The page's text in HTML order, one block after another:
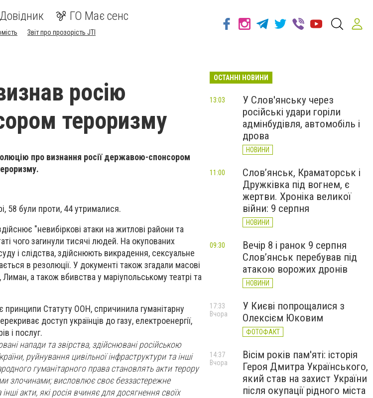
Довідник ГО Має сенс
Звіт про прозорість JTI
росію
тероризму
про визнання росії державою-спонсором
58 були проти, 44 утрималися.
"невибіркові атаки на житлові райони та
чого загинули тисячі людей. На окупованих
і слідства, здійснюють викрадення, сексуальне
в резолюції. У документі також згадали масові
Лиман, а також вбивства у маріупольському театрі та
Статуту ООН, спричинила гуманітарну
доступ українців до газу, електроенергії,
і послуг.
напади та звірства, здійснювані російською
руйнування цивільної інфраструктури та інші
гуманітарного права становлять акти терору
злочинами; висловлює своє беззастережне
акти, які росія вчиняє для досягнення своїх
ОСТАННІ НОВИНИ
У Слов'янську через
російські удари горіли
адмінбудівля, автомобіль і
дрова
НОВИНИ
13:03
Слов’янськ, Краматорськ і
Дружківка під вогнем, є
жертви. Хроніка великої
війни: 9 серпня
НОВИНИ
11:00
Вечір 8 і ранок 9 серпня
Слов’янськ перебував під
атакою ворожих дронів
НОВИНИ
09:30
У Києві попрощалися з
Олексієм Юковим
ФОТОФАКТ
17:33
Вчора
Вісім років пам'яті: історія
Героя Дмитра Українського,
який став на захист України
після окупації рідного міста
14:37
Вчора